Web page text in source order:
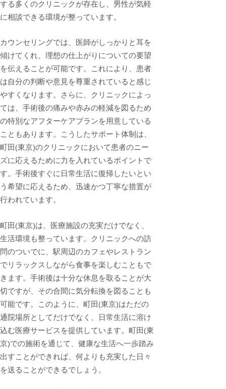
する多くのクリニックが存在し、男性が気軽
に相談できる環境が整っています。
カウンセリングでは、医師がしっかりと耳を
傾けてくれ、理想の仕上がりについての要望
を伝えることが可能です。これにより、患者
は自分の判断や意見を尊重されていると感じ
やすくなります。さらに、クリニックによっ
ては、手術後の痛みや赤みの軽減を図るため
の特別なアフターケアプランを用意している
こともあります。こうしたサポート体制は、
町田(東京)のクリニックにおいて患者のニー
ズに応えるために力を入れているポイントで
す。手術後すぐに日常生活に復帰したいとい
う希望に応えるため、迅速かつ丁寧な措置が
行われています。
町田(東京)は、医療施設の充実だけでなく、
生活環境も整っています。クリニックへの訪
問のついでに、駅周辺のカフェやレストラン
でリラックスしながら食事を楽しむこともで
きます。手術後は十分な休息を取ることが大
切ですが、その合間に気分転換を図ることも
可能です。このように、町田(東京)はただの
通院場所としてだけでなく、日常生活に溶け
込む医療サービスを提供しています。町田(東
京)での施術を通じて、健康な生活へ一歩踏み
出すことができれば、何よりも充実した日々
を送ることができるでしょう。